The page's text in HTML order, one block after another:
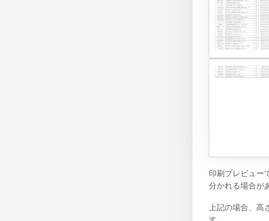
印刷プレビュー
分かれる場合が
上記の場合、